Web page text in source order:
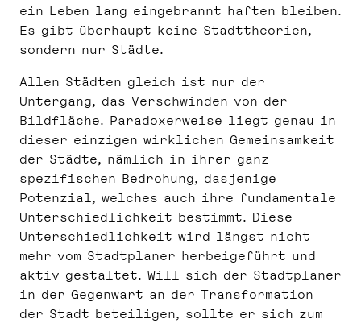
ein Leben lang eingebrannt haften bleiben.
Es gibt überhaupt keine Stadttheorien,
sondern nur Städte.
Allen Städten gleich ist nur der
Untergang, das Verschwinden von der
Bildfläche. Paradoxerweise liegt genau in
dieser einzigen wirklichen Gemeinsamkeit
der Städte, nämlich in ihrer ganz
spezifischen Bedrohung, dasjenige
Potenzial, welches auch ihre fundamentale
Unterschiedlichkeit bestimmt. Diese
Unterschiedlichkeit wird längst nicht
mehr vom Stadtplaner herbeigeführt und
aktiv gestaltet. Will sich der Stadtplaner
in der Gegenwart an der Transformation
der Stadt beteiligen, sollte er sich zum